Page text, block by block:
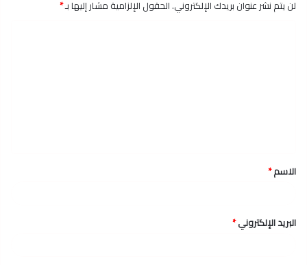
لن يتم نشر عنوان بريدك الإلكتروني.الحقول الإلزامية مشار إليها بـ*
*
الاسم*
البريد الإلكتروني*